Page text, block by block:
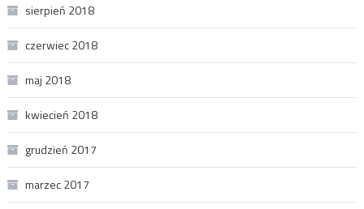
sierpień 2018
czerwiec 2018
maj 2018
kwiecień 2018
grudzień 2017
marzec 2017